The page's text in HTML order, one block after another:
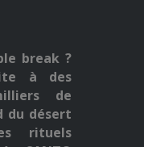
break ?
à des
de
du désert
rituels